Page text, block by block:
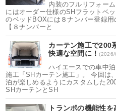
内装のフルリフォー
にはオーダー仕様のSHフラットベ
のベッドBOXには８ナンバー登録用
【８ナンバーと
カーテン施工で200
快適な空間に！
ハイエースでの車中
施工「SHカーテン施工」。 今回は
泊が楽しめるようにカスタムした
SHカーテンとSH
トランポの機能性